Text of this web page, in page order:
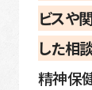
ビスや
した相
精神保